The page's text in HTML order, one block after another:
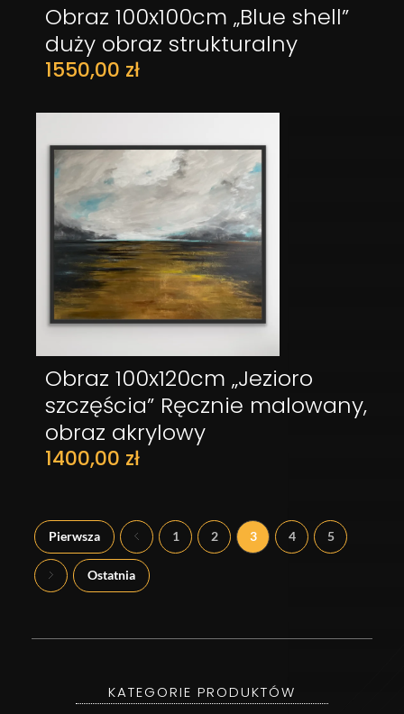
Obraz 100x100cm „Blue shell”
duży obraz strukturalny
1550,00 zł
DODAJ DO KOSZYKA
Obraz 100x120cm „Jezioro
szczęścia” Ręcznie malowany,
obraz akrylowy
1400,00 zł
DODAJ DO KOSZYKA
Pierwsza 1 2 3 4 5
Ostatnia
KATEGORIE PRODUKTÓW